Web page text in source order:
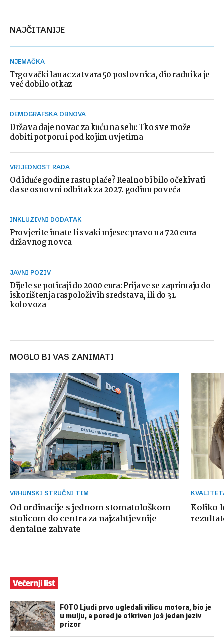
NAJČITANIJE
NJEMAČKA
Trgovački lanac zatvara 50 poslovnica, dio radnika je
već dobilo otkaz
DEMOGRAFSKA OBNOVA
Država daje novac za kuću na selu: Tko sve može
dobiti potporu i pod kojim uvjetima
VRIJEDNOST RADA
Od iduće godine rastu plaće? Realno bi bilo očekivati
da se osnovni odbitak za 2027. godinu poveća
INKLUZIVNI DODATAK
Provjerite imate li svaki mjesec pravo na 720 eura
državnog novca
JAVNI POZIV
Dijele se poticaji do 2000 eura: Prijave se zaprimaju do
iskorištenja raspoloživih sredstava, ili do 31.
kolovoza
MOGLO BI VAS ZANIMATI
VRHUNSKI STRUČNI TIM
Od ordinacije s jednom stomatološkom
stolicom do centra za najzahtjevnije
dentalne zahvate
Koliko